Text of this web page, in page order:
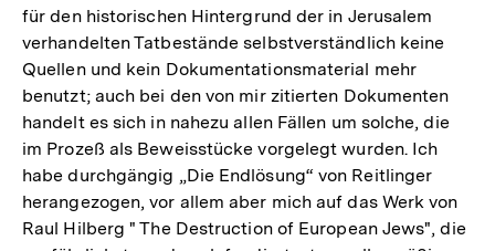
für den historischen Hintergrund der in Jerusalem
verhandelten Tatbestände selbstverständlich keine
Quellen und kein Dokumentationsmaterial mehr
benutzt; auch bei den von mir zitierten Dokumenten
handelt es sich in nahezu allen Fällen um solche, die
im Prozeß als Beweisstücke vorgelegt wurden. Ich
habe durchgängig „Die Endlösung“ von Reitlinger
herangezogen, vor allem aber mich auf das Werk von
Raul Hilberg " The Destruction of European Jews", die